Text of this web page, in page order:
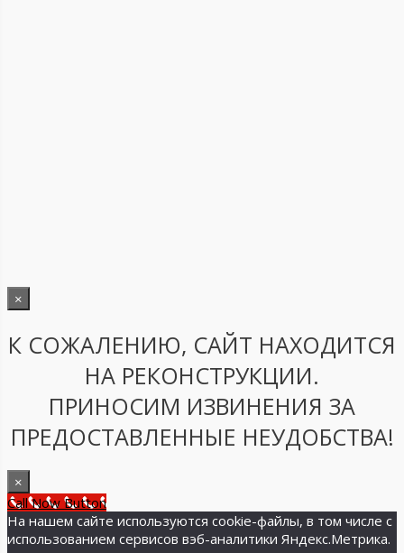
×
К СОЖАЛЕНИЮ, САЙТ НАХОДИТСЯ
НА РЕКОНСТРУКЦИИ.
ПРИНОСИМ ИЗВИНЕНИЯ ЗА
ПРЕДОСТАВЛЕННЫЕ НЕУДОБСТВА!
×
Call Now Button
На нашем сайте используются cookie-файлы, в том числе с
использованием сервисов вэб-аналитики Яндекс.Метрика.